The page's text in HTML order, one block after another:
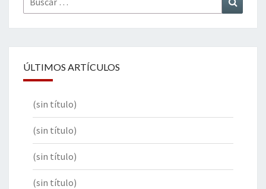
por:
ÚLTIMOS ARTÍCULOS
(sin título)
(sin título)
(sin título)
(sin título)